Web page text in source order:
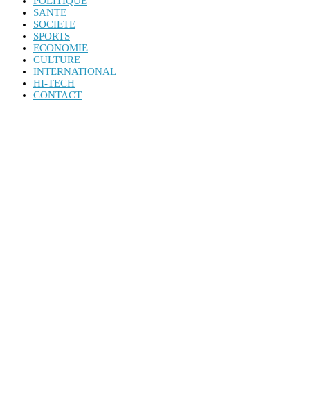
SANTE
SOCIETE
SPORTS
ECONOMIE
CULTURE
INTERNATIONAL
HI-TECH
CONTACT